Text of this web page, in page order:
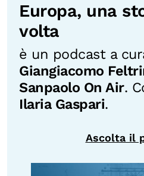
Europa, una
volta
è un podcast a
Giangiacomo
Sanpaolo On Air.
Ilaria Gaspari.
Ascolta il